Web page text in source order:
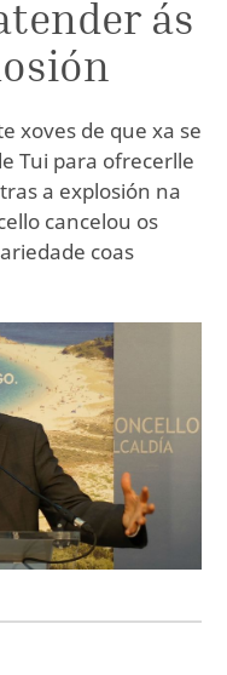
ás
xoves de que xa se
Tui para ofrecerlle
a explosión na
cancelou os
coas